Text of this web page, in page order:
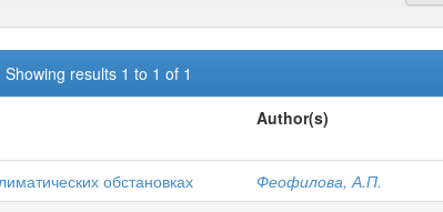
Showing results 1 to 1 of 1
Author(s)
обстановках
Феофилова, А.П.